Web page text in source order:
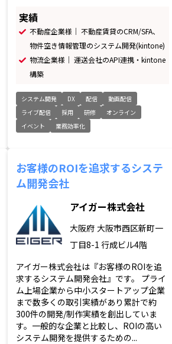
実績
不動産企業様｜ 不動産賃貸のCRM/SFA、
物件空き情報管理のシステム開発(kintone)
物流企業様｜ 運送会社のAPI連携・kintone
構築
システム開発 DX 配信
動画配信
ライブ配信
採用 研修
オンライン
イベント
業務効率化
お客様のROIを追求するシステ
ム開発会社
アイガー株式会社
大阪府 大阪市西区新町一
丁目8-1 行成ビル4階
アイガー株式会社は『お客様のROIを追
求するシステム開発会社』です。 プライ
ム上場企業から中小スタートアップ企業
まで数多くの取引実績があり累計で約
300件の開発/制作実績を創出していま
す。一般的な企業と比較し、ROIの高い
システム開発を提供するための...